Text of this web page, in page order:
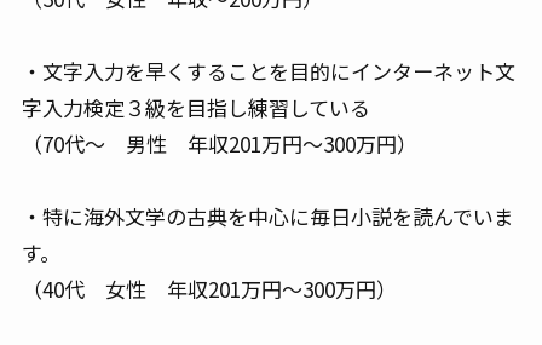
・文字入力を早くすることを目的にインターネット文
字入力検定３級を目指し練習している
（70代～ 男性 年収201万円～300万円）
・特に海外文学の古典を中心に毎日小説を読んでいま
す。
（40代 女性 年収201万円～300万円）